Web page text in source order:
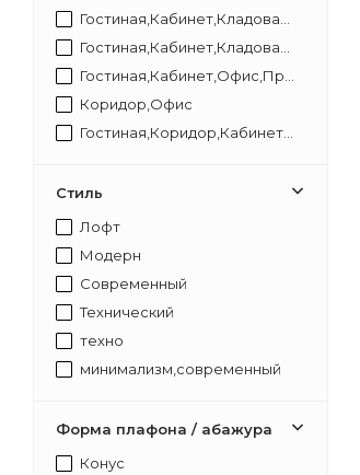
Гостиная,Кабинет,Кладовая,Коридор,Прихожая,Спальня
Гостиная,Кабинет,Кладовая,Коридор,Прихожая,Спальня,Туалет
Гостиная,Кабинет,Офис,Прихожая,Спальня
Коридор,Офис
Гостиная,Коридор,Кабинет,Прихожая,Спальня
Гостиная,Кабинет,Коридор,Офис,Прихожая,Спальня
Коридор,Лестница,Офис
Кладовая,Коридор,Офис,Туале
Стиль
Лофт
Модерн
Современный
Технический
техно
минимализм,современный
Форма плафона / абажура
Конус